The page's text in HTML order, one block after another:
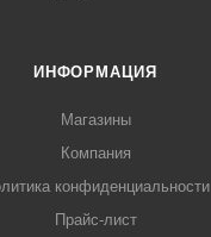
ИНФОРМАЦИЯ
Магазины
Компания
конфиденциальности
Прайс-лист